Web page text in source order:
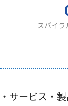
スパイ
・ サービス・